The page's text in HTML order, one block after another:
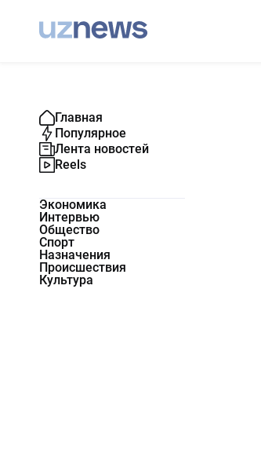
Главная
Популярное
Лента новостей
Reels
Экономика
Интервью
Общество
Спорт
Назначения
Происшествия
Культура